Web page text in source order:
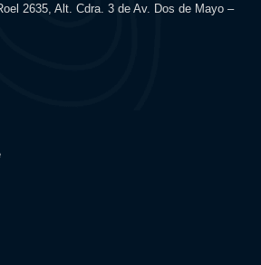
2635, Alt. Cdra. 3 de Av. Dos de Mayo –